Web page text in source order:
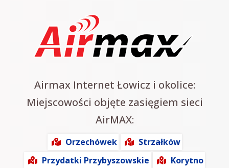
Airmax Internet Łowicz i okolice:
Miejscowości objęte zasięgiem sieci
AirMAX:
Orzechówek
Strzałków
Przydatki Przybyszowskie
Korytno